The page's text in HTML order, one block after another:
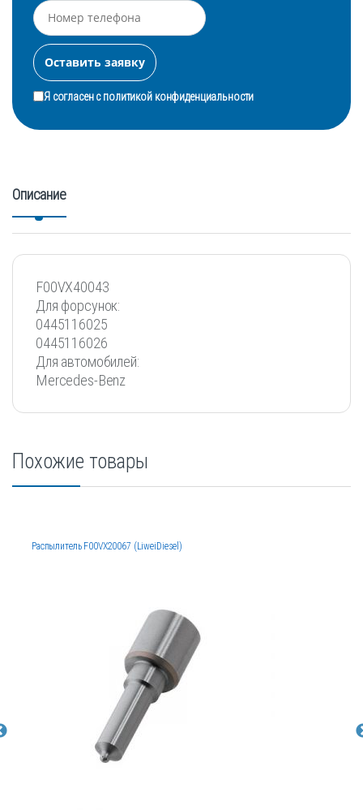
Я согласен сполитикой конфиденциальности
Описание
F00VX40043
Для форсунок:
0445116025
0445116026
Для автомобилей:
Mercedes-Benz
Похожие товары
Распылитель F00VX20067 (LiweiDiesel)